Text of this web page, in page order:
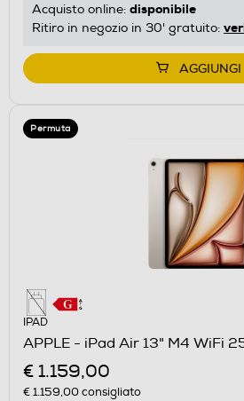
Acquisto online: disponibile
Ritiro in negozio in 30' gratuito:
AGGIUNGI
Permuta
IPAD
APPLE - iPad Air 13" M4 WiFi
€ 1.159,00
€ 1.159,00consigliato